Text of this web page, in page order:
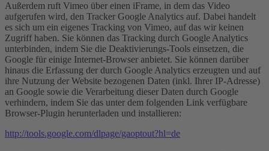
Außerdem ruft Vimeo über einen iFrame, in dem das Video
aufgerufen wird, den Tracker Google Analytics auf. Dabei handelt
es sich um ein eigenes Tracking von Vimeo, auf das wir keinen
Zugriff haben. Sie können das Tracking durch Google Analytics
unterbinden, indem Sie die Deaktivierungs-Tools einsetzen, die
Google für einige Internet-Browser anbietet. Sie können darüber
hinaus die Erfassung der durch Google Analytics erzeugten und auf
ihre Nutzung der Website bezogenen Daten (inkl. Ihrer IP-Adresse)
an Google sowie die Verarbeitung dieser Daten durch Google
verhindern, indem Sie das unter dem folgenden Link verfügbare
Browser-Plugin herunterladen und installieren:
http://tools.google.com/dlpage/gaoptout?hl=de